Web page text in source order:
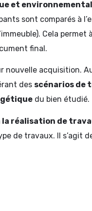
et
sont comparés à
Cela
final.
acquisition.
des scénarios de
du bien étudié.
la réalisation de
de travaux. Il s’agit